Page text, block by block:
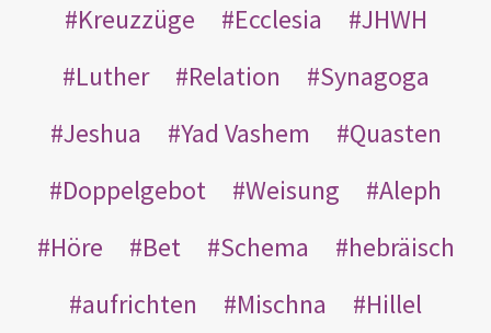
Kreuzzüge
Ecclesia
JHWH
Luther
Relation
Synagoga
Jeshua
Yad Vashem
Quasten
Doppelgebot
Weisung
Aleph
Höre
Bet Schema
hebräisch
aufrichten
Mischna
Hillel